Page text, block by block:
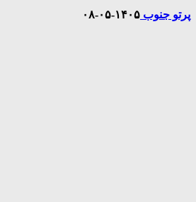
پرتو جنوب ۱۴۰۵-۰۵-۰۸